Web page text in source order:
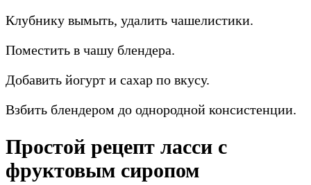
Клубнику вымыть, удалить чашелистики.
Поместить в чашу блендера.
Добавить йогурт и сахар по вкусу.
Взбить блендером до однородной консистенции.
Простой рецепт ласси с
фруктовым сиропом